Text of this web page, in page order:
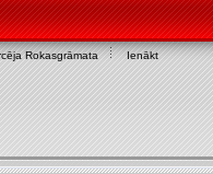
Rokasgrāmata Ienākt